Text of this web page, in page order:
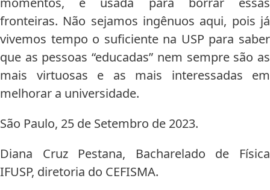
fronteiras. Não sejamos ingênuos aqui, pois já
vivemos tempo o suficiente na USP para saber
que as pessoas “educadas” nem sempre são as
mais virtuosas e as mais interessadas em
melhorar a universidade.
São Paulo, 25 de Setembro de 2023.
Diana Cruz Pestana, Bacharelado de Física
IFUSP, diretoria do CEFISMA.